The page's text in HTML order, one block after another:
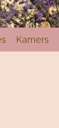
Kamers